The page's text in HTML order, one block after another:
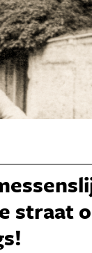
straat